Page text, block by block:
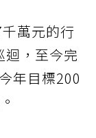
萬元的行
迴，至今完
年目標200